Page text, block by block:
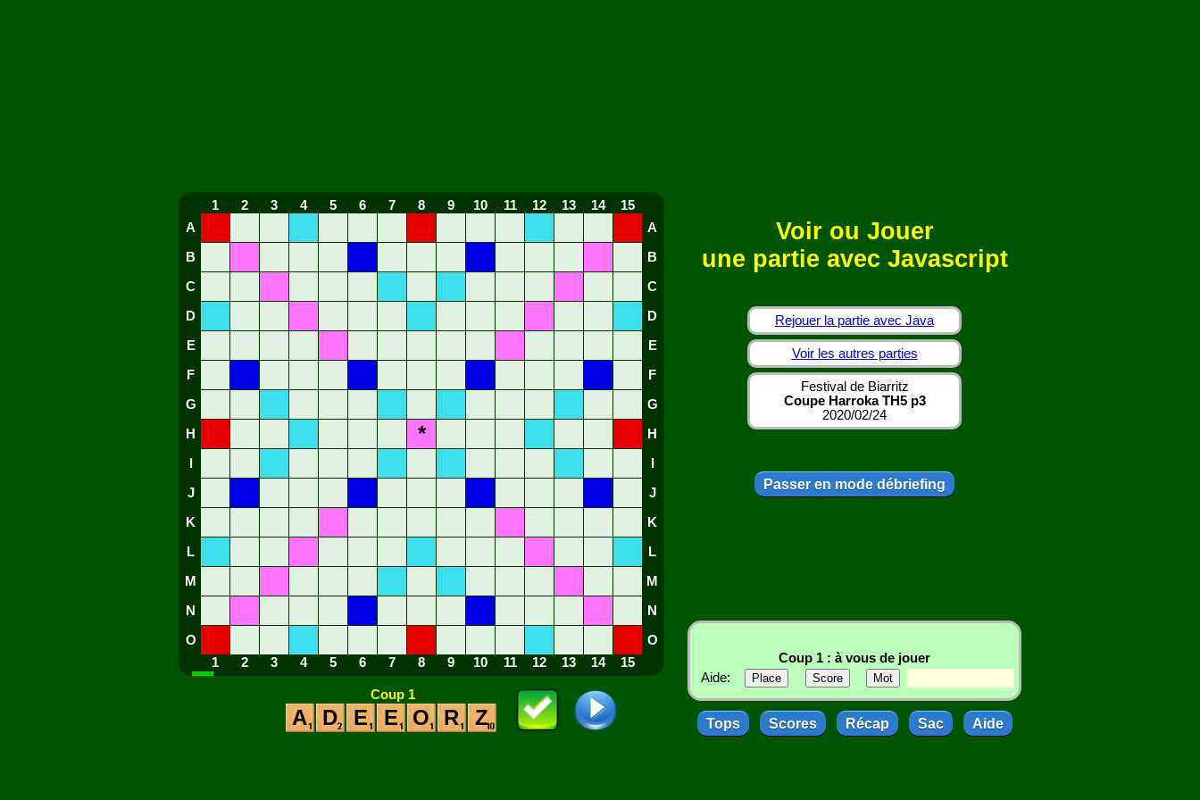
1 2 3 4 5 6 7 8 9 10 11 12 13 14
15
A
A
B B
C C
D D
E E
F F
G G
H * H
J J
K K
L L
M M
N N
O
O
1
2 3 4 5 6 7 8 9 10 11 12 13 14 15
Coup 1
A D E E O R Z
Voir ou Jouer
une partie avec Javascript
Rejouer la partie avec Java
Voir les autres parties
Festival de Biarritz
Coupe Harroka TH5 p3
2020/02/24
Passer en mode débriefing
Coup 1 : à vous de jouer
Aide:
Tops Scores Récap Sac Aide